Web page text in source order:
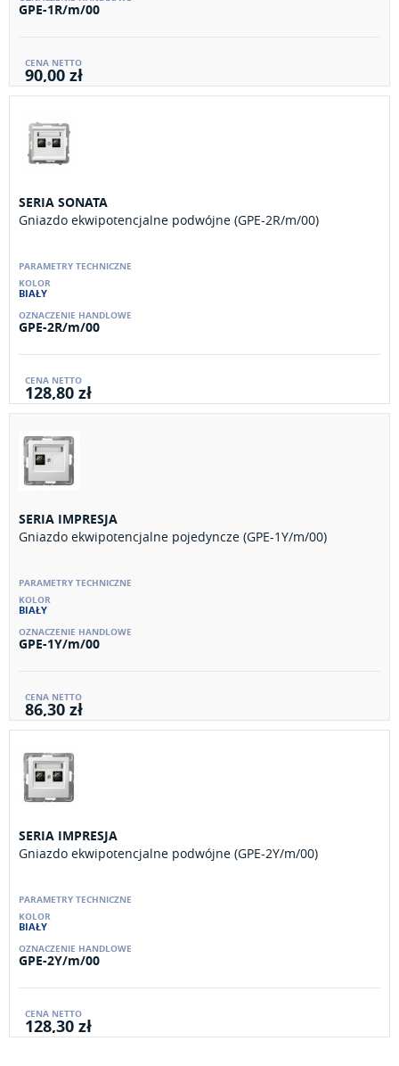
GPE-1R/m/00
90,00 zł
SERIA SONATA
Gniazdo ekwipotencjalne podwójne (GPE-2R/m/00)
BIAŁY
GPE-2R/m/00
128,80 zł
SERIA IMPRESJA
Gniazdo ekwipotencjalne pojedyncze (GPE-1Y/m/00)
BIAŁY
GPE-1Y/m/00
86,30 zł
SERIA IMPRESJA
Gniazdo ekwipotencjalne podwójne (GPE-2Y/m/00)
BIAŁY
GPE-2Y/m/00
128,30 zł